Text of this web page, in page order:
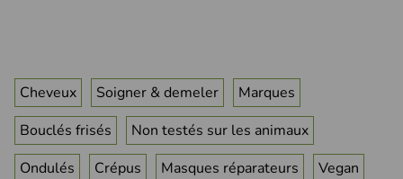
Cheveux Soigner & demeler
Marques
Bouclés frisés
Non testés sur les animaux
Ondulés
Crépus Masques réparateurs
Vegan